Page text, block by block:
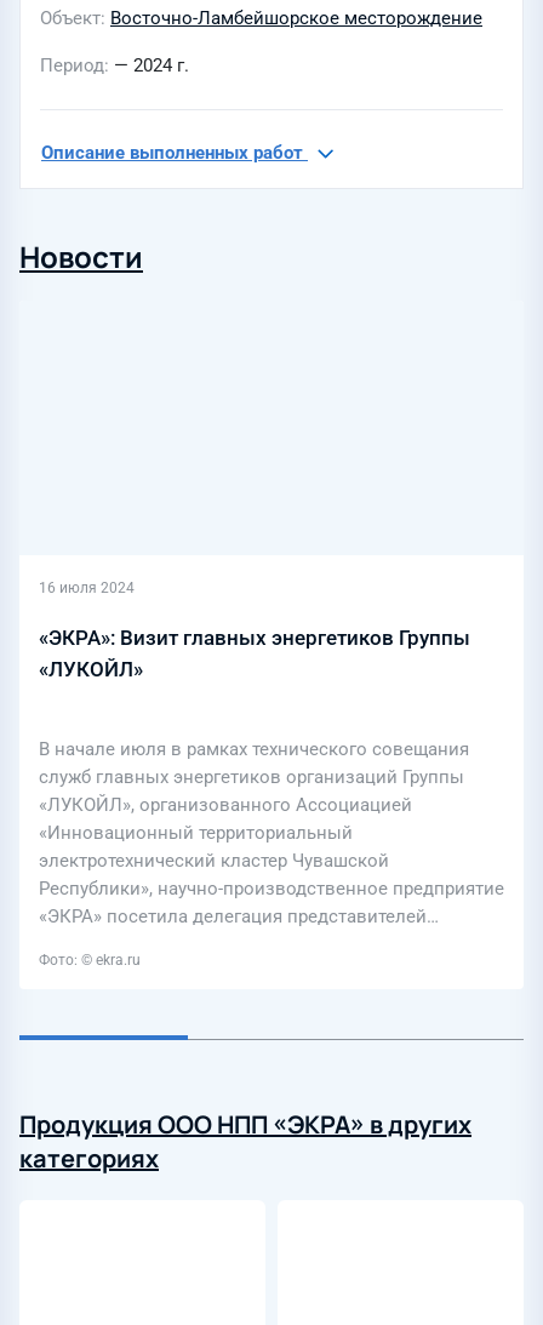
Объект Восточно-Ламбейшорское месторождение
Период — 2024 г.
Описание выполненных работ
Новости
16 июля 2024
«ЭКРА»: Визит главных энергетиков Группы
«ЛУКОЙЛ»
В начале июля в рамках технического совещания
служб главных энергетиков организаций Группы
«ЛУКОЙЛ», организованного Ассоциацией
«Инновационный территориальный
электротехнический кластер Чувашской
Республики», научно-производственное предприятие
«ЭКРА» посетила делегация представителей…
Фото: © ekra.ru
Продукция ООО НПП «ЭКРА» в других
категориях